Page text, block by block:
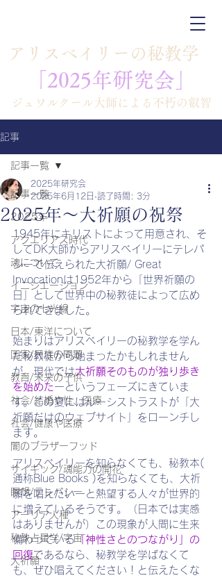
​アリスベイリーの秘教学
​ジュワルクール大師による不朽の叡智
「​​2025年研究会」
記事
記事一覧
2025年
アクエリアス時代
魂について
イニシエーション
宇宙の七光線
日本/東洋について
国家/民族の問題
教育/未来の子供
社会/結婚や性、医療
社会/健康や医療
闇のブラザーフッド
サイキック/魂能力の開花
瞑想/テレパシー
アーリア人種
秘教占星学/宇宙
大祈願
記事一覧
2025年～大祈願の祝祭
2025年研究会
2025年6月12日 読了時間: 3分
1945年にキリストによって用意され、そ
してDK大師からアリスベイリーにテレパ
シーで伝えられた大祈願/ Great
Invocationは1952年から「世界祈願の
日」として世界中の秘教徒によって広め
られてきました。
始まりはアリスベイリーの秘教学を学ん
だ秘教徒から始まったかもしれません
が、現代では大祈願そのものが独り歩き
を始めたーというフェーズにきていま
す。この夏にはルーシストラストが「大
祈願だけのウェブサイト」をローンチし
ます。
アリスベイリーを知らなくても、秘教本(
通称Blue Books )を知らなくても、大祈
願を唱えたいーと熱望する人々が世界的
に増えているそうです。（日本では実感
はありませんが）この現象が人間に生来
備わっている「神性さとのつながり」の
回復であるなら、秘教学を学ばなくて
も、ぜひ唱えてください！と伝えたくな